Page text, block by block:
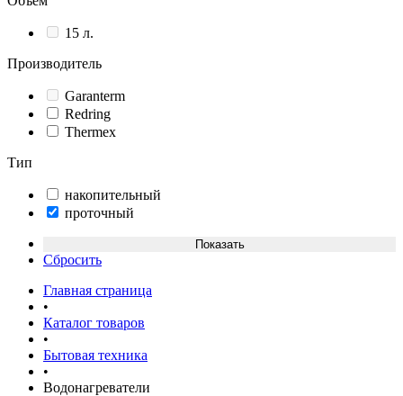
15 л.
Производитель
Garanterm
Redring
Thermex
Тип
накопительный
проточный
Сбросить
Главная страница
•
Каталог товаров
•
Бытовая техника
•
Водонагреватели